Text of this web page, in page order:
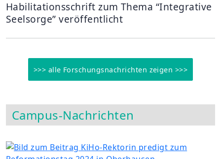
Habilitationsschrift zum Thema “Integrative
Seelsorge” veröffentlicht
>>> alle Forschungsnachrichten zeigen >>>
Campus-Nachrichten